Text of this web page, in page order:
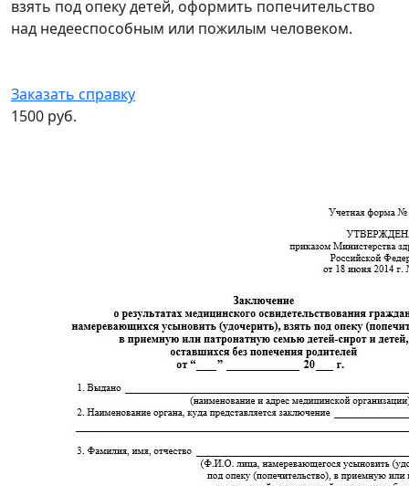
взять под опеку детей, оформить попечительство
над недееспособным или пожилым человеком.
Заказать справку
1500 руб.